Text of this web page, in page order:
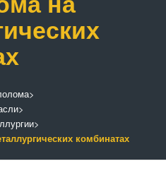
>
>
>
комбинатах